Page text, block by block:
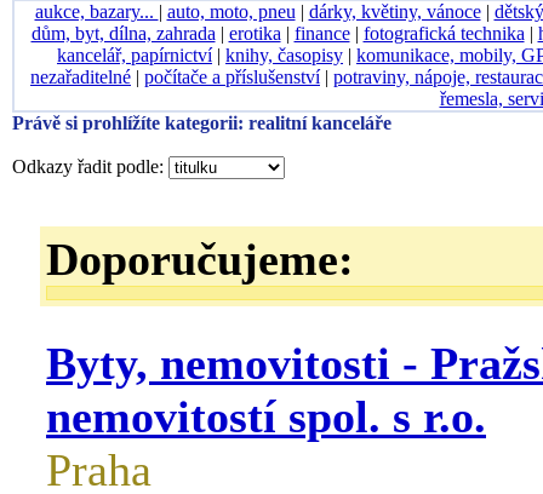
aukce, bazary... | auto, moto, pneu | dárky, květiny, vánoce|
dům, byt, dílna, zahrada | erotika | finance| fotografická technika |
kancelář, papírnictví| knihy, časopisy | komunikace, mobily,
nezařaditelné | počítače a příslušenství| potraviny, nápoje,
řemesla,
Právě si prohlížíte kategorii: realitní kanceláře
Odkazy řadit podle:
Doporučujeme:
Byty, nemovitosti -
nemovitostí spol. s r.o.
Praha